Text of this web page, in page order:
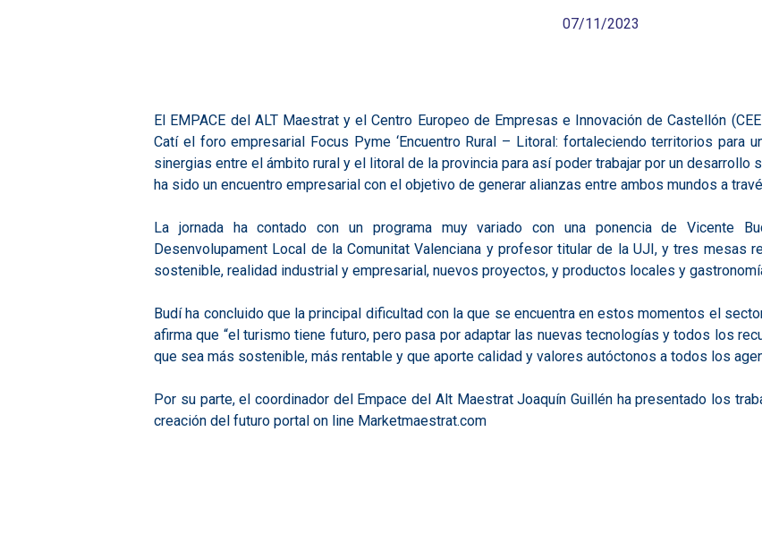
07/11/2023
El EMPACE del ALT Maestrat y el Centro Europeo de Empresas e Innovación de Castellón
Catí el foro empresarial Focus Pyme ‘Encuentro Rural – Litoral: fortaleciendo territorios para
sinergias entre el ámbito rural y el litoral de la provincia para así poder trabajar por un desarrollo
ha sido un encuentro empresarial con el objetivo de generar alianzas entre ambos mundos a
La jornada ha contado con un programa muy variado con una ponencia de Vicente
Desenvolupament Local de la Comunitat Valenciana y profesor titular de la UJI, y tres mesas
sostenible, realidad industrial y empresarial, nuevos proyectos, y productos locales y
Budí ha concluido que la principal dificultad con la que se encuentra en estos momentos el
afirma que “el turismo tiene futuro, pero pasa por adaptar las nuevas tecnologías y todos los
que sea más sostenible, más rentable y que aporte calidad y valores autóctonos a todos los
Por su parte, el coordinador del Empace del Alt Maestrat Joaquín Guillén ha presentado los
creación del futuro portal on line Marketmaestrat.com